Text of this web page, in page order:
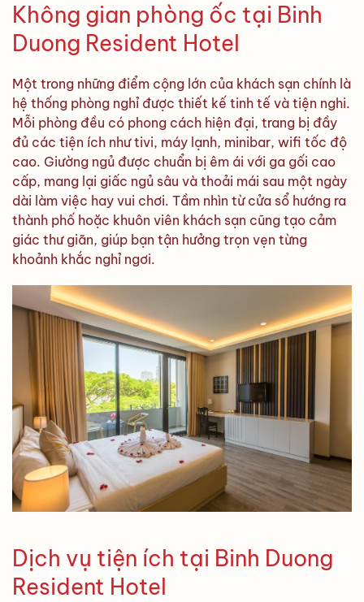
Không gian phòng ốc tại Binh
Duong Resident Hotel
Một trong những điểm cộng lớn của khách sạn chính là
hệ thống phòng nghỉ được thiết kế tinh tế và tiện nghi.
Mỗi phòng đều có phong cách hiện đại, trang bị đầy
đủ các tiện ích như tivi, máy lạnh, minibar, wifi tốc độ
cao. Giường ngủ được chuẩn bị êm ái với ga gối cao
cấp, mang lại giấc ngủ sâu và thoải mái sau một ngày
dài làm việc hay vui chơi. Tầm nhìn từ cửa sổ hướng ra
thành phố hoặc khuôn viên khách sạn cũng tạo cảm
giác thư giãn, giúp bạn tận hưởng trọn vẹn từng
khoảnh khắc nghỉ ngơi.
Dịch vụ tiện ích tại Binh Duong
Resident Hotel